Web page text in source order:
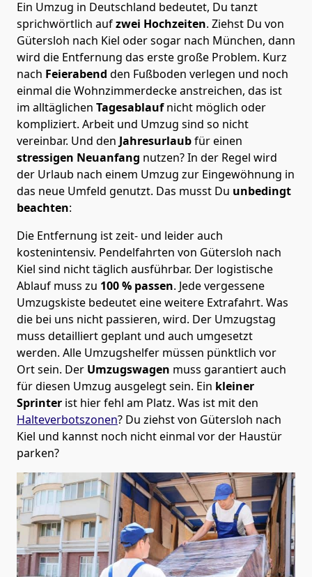
Ein Umzug in Deutschland bedeutet, Du tanzt
sprichwörtlich aufzwei Hochzeiten. Ziehst Du von
Gütersloh nach Kiel oder sogar nach München, dann
wird die Entfernung das erste große Problem. Kurz
nach Feierabend den Fußboden verlegen und noch
einmal die Wohnzimmerdecke anstreichen, das ist
im alltäglichen Tagesablaufnicht möglich oder
kompliziert. Arbeit und Umzug sind so nicht
vereinbar. Und den Jahresurlaubfür einen
stressigen Neuanfang nutzen? In der Regel wird
der Urlaub nach einem Umzug zur Eingewöhnung in
das neue Umfeld genutzt. Das musst Du unbedingt
beachten:
Die Entfernung ist zeit- und leider auch
kostenintensiv. Pendelfahrten von Gütersloh nach
Kiel sind nicht täglich ausführbar. Der logistische
Ablauf muss zu 100 % passen. Jede vergessene
Umzugskiste bedeutet eine weitere Extrafahrt. Was
die bei uns nicht passieren, wird. Der Umzugstag
muss detailliert geplant und auch umgesetzt
werden. Alle Umzugshelfer müssen pünktlich vor
Ort sein. Der Umzugswagen muss garantiert auch
für diesen Umzug ausgelegt sein. Ein kleiner
Sprinter ist hier fehl am Platz. Was ist mit den
Halteverbotszonen? Du ziehst von Gütersloh nach
Kiel und kannst noch nicht einmal vor der Haustür
parken?